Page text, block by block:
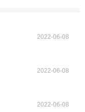
2022-06-08
2022-06-08
2022-06-08